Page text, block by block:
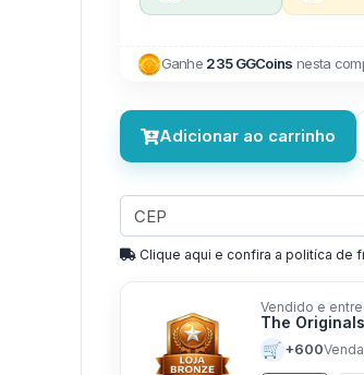
Ganhe 235 GGCoins nesta
Adicionar ao carrinho
Clique aqui e confira a politíca de
Vendido e
The
🛒 +600